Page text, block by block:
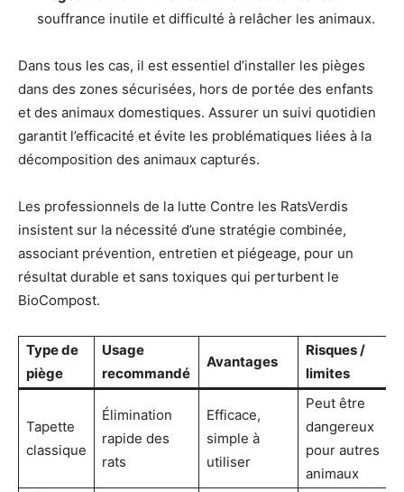
souffrance inutile et difficulté à relâcher les animaux.
Dans tous les cas, il est essentiel d’installer les pièges
dans des zones sécurisées, hors de portée des enfants
et des animaux domestiques. Assurer un suivi quotidien
garantit l’efficacité et évite les problématiques liées à la
décomposition des animaux capturés.
Les professionnels de la lutte Contre les RatsVerdis
insistent sur la nécessité d’une stratégie combinée,
associant prévention, entretien et piégeage, pour un
résultat durable et sans toxiques qui perturbent le
BioCompost.
Type de
piège
Usage
recommandé
Avantages
Risques /
limites
Tapette
classique
Élimination
rapide des
rats
Efficace,
simple à
utiliser
Peut être
dangereux
pour autres
animaux